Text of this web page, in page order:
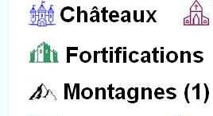
Salon-de-Provence